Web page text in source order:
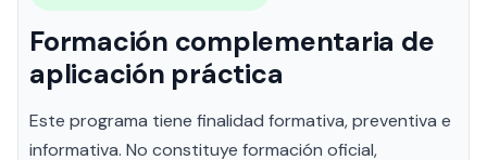
Formación complementaria de
aplicación práctica
Este programa tiene finalidad formativa, preventiva e
informativa. No constituye formación oficial,